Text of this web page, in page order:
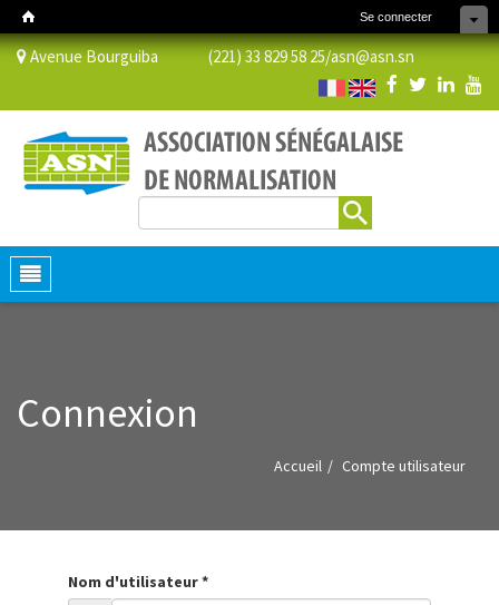
Se connecter
Avenue Bourguiba (221) 33 829 58 25/asn@asn.sn
Formulaire de recherche
Toggle
navigation
Connexion
Accueil Compte utilisateur
Nom d'utilisateur*